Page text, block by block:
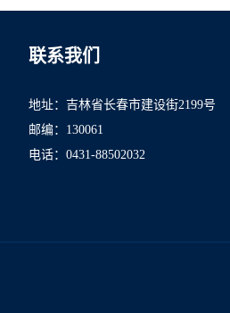
联系我们
地址：吉林省长春市建设街2199号
邮编：130061
电话：0431-88502032